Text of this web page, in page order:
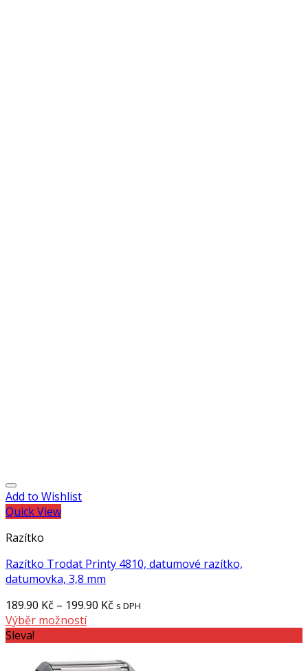
Add to Wishlist
Quick View
Razítko
Razítko Trodat Printy 4810, datumové razítko,
datumovka, 3,8 mm
189.90 Kč – 199.90 Kč s DPH
Výběr možností
Sleva!